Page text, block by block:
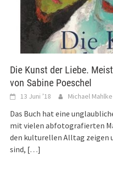
Die Kunst der Liebe.
von Sabine Poeschel
13 Juni ’18 Michael Mahlke
Das Buch hat eine
mit vielen abfotografierten
den kulturellen Alltag zeigen
sind, […]